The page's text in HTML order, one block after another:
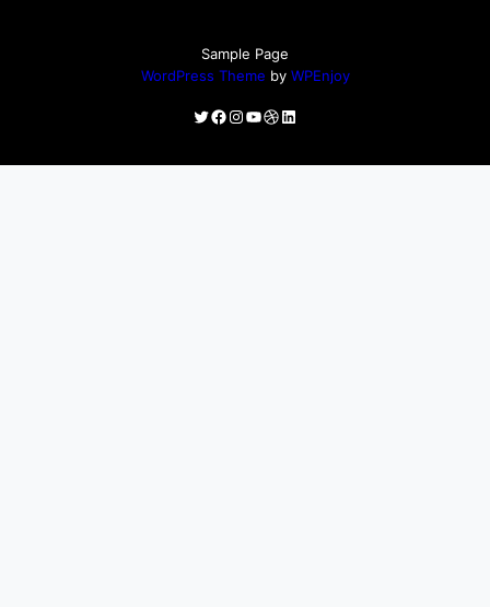
Sample Page
WordPress Theme by WPEnjoy
Twitter
Facebook
Instagram
YouTube
Dribbble
LinkedIn